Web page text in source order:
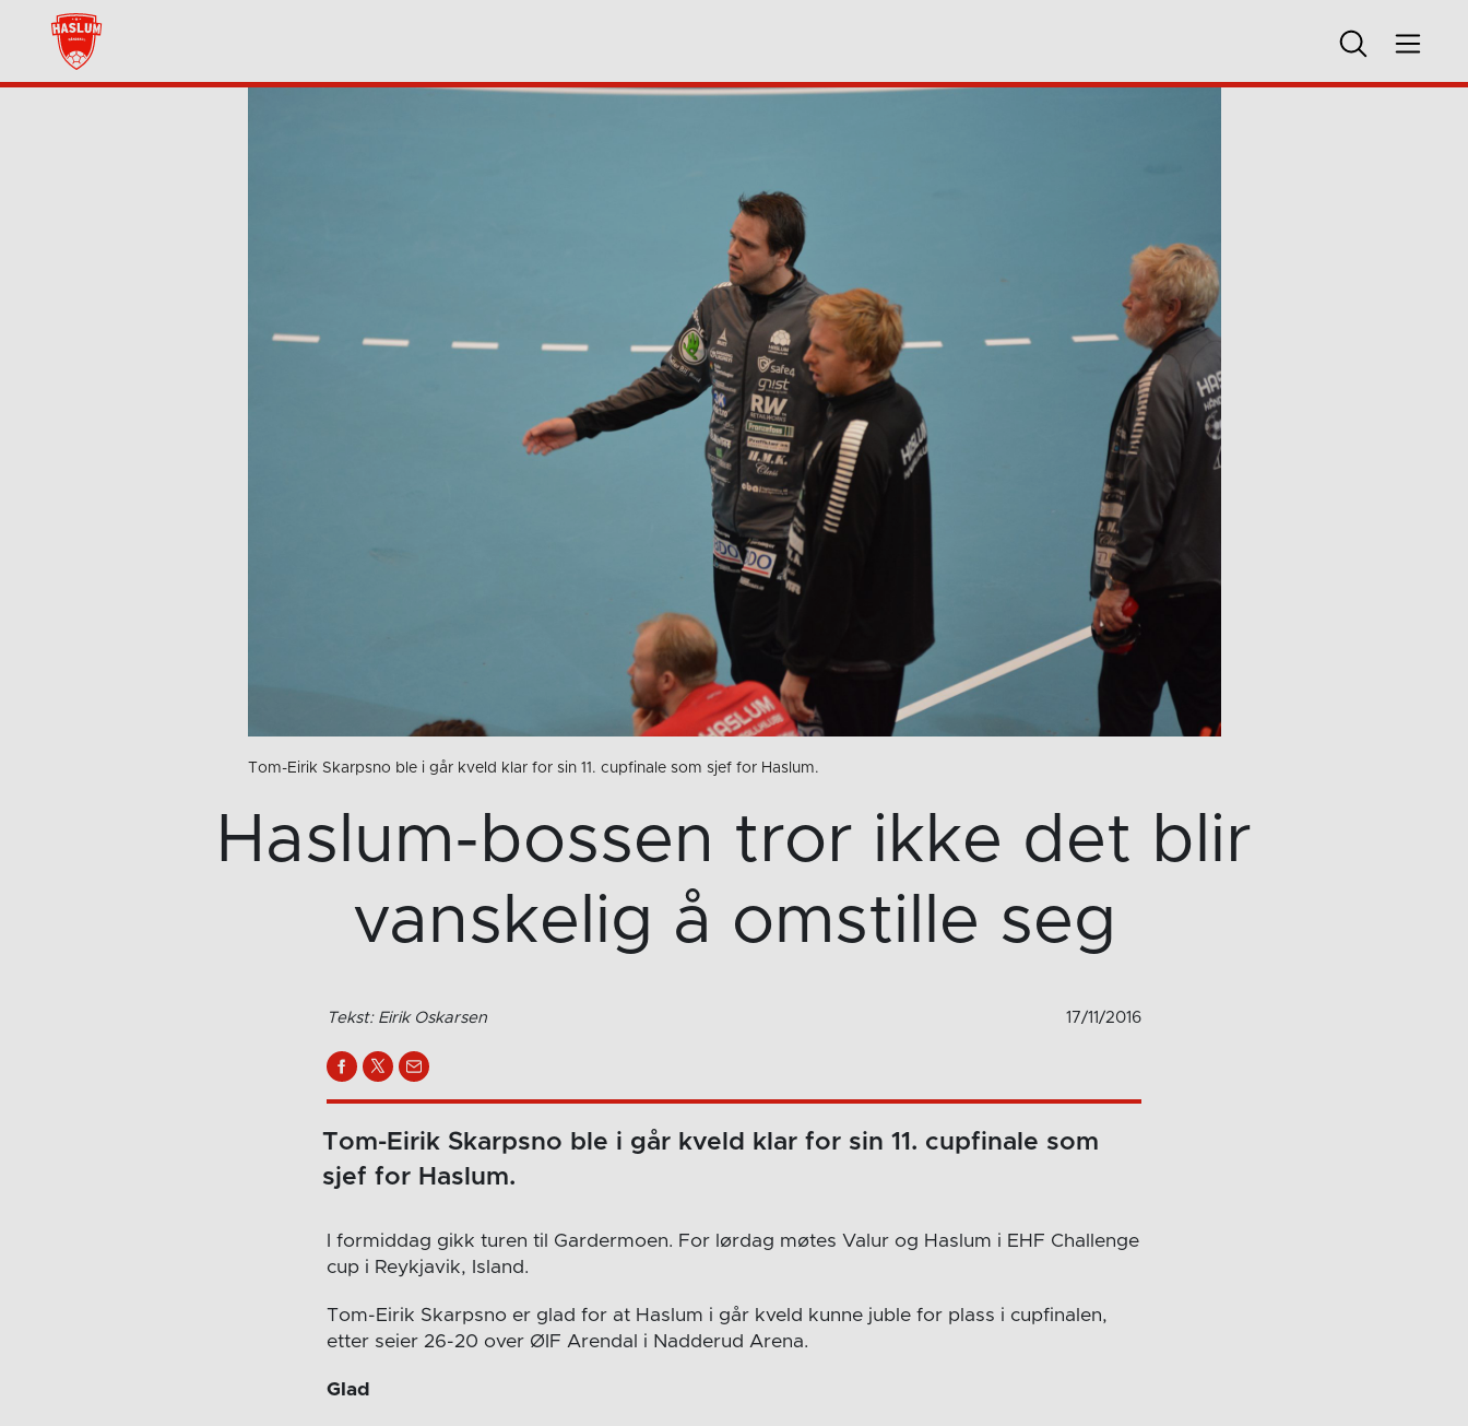
Tom-Eirik Skarpsno ble i går kveld klar for sin 11. cupfinale som sjef for Haslum.
Haslum-bossen tror ikke det blir
vanskelig å omstille seg
Tekst: Eirik Oskarsen 17/11/2016
Tom-Eirik Skarpsno ble i går kveld klar for sin 11. cupfinale som
sjef for Haslum.
I formiddag gikk turen til Gardermoen. For lørdag møtes Valur og Haslum i EHF Challenge
cup i Reykjavik, Island.
Tom-Eirik Skarpsno er glad for at Haslum i går kveld kunne juble for plass i cupfinalen,
etter seier 26-20 over ØIF Arendal i Nadderud Arena.
Glad